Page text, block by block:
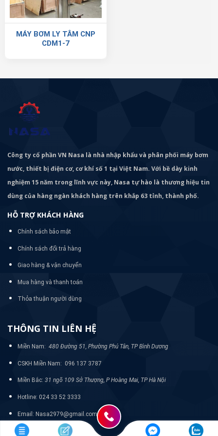
MÁY BƠM LY TÂM CNP
CDM1-7
Công ty cổ phần VN Nasa là nhà nhập khẩu và phân phối máy bơm
nước, thiết bị điện cơ, cơ khí số 1 tại Việt Nam. Với bề dày kinh
nghiệm 15 năm trong lĩnh vực này, Nasa tự hào là thương hiệu tin
dùng của hàng ngàn khách hàng trên khắp 63 tỉnh, thành phố.
HỖ TRỢ KHÁCH HÀNG
Chính sách bảo mật
Chính sách đổi trả hàng
Giao hàng & vận chuyển
Mua hàng và thanh toán
Thỏa thuận người dùng
THÔNG TIN LIÊN HỆ
Miền Nam: 480 Đường 51, Phường Phú Tân, TP Bình Dương
CSKH Miền Nam: 096 137 3787
Miền Bắc: 31 ngõ 109 Sở Thượng, P Hoàng Mai, TP Hà Nội
Hotline: 024 33 52 3333
Email: Nasa2979@gmail.com